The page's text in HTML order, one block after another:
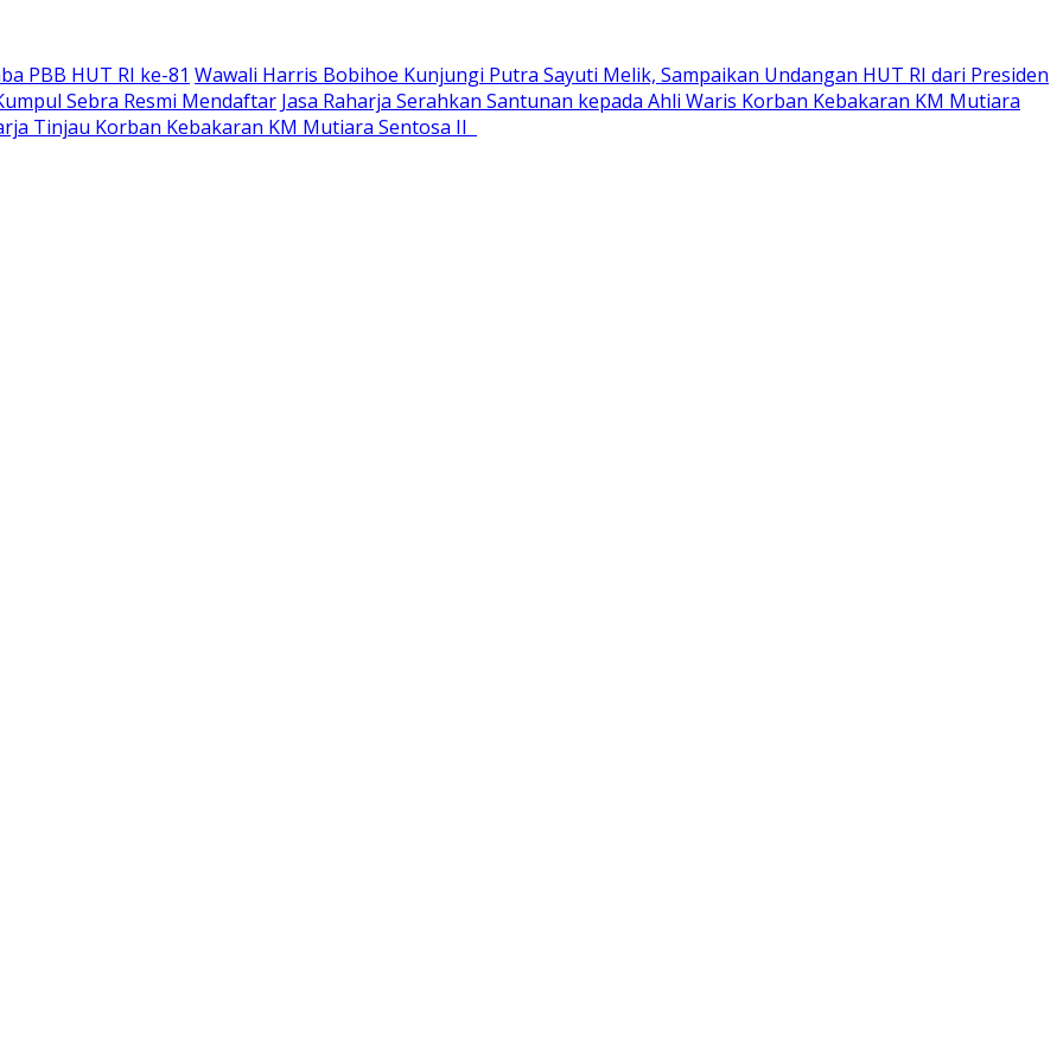
PBB HUT RI ke-81 Wawali Harris Bobihoe Kunjungi Putra Sayuti Melik, Sampaikan Undangan HUT RI dari Presiden
Sebra Resmi Mendaftar Jasa Raharja Serahkan Santunan kepada Ahli Waris Korban Kebakaran KM Mutiara
Tinjau Korban Kebakaran KM Mutiara Sentosa II